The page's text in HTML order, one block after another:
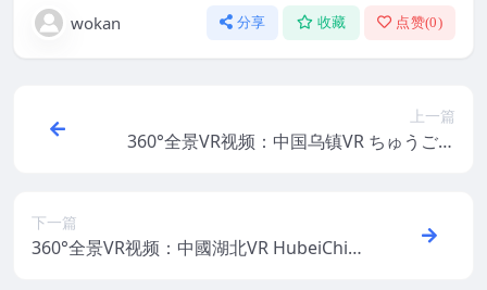
wokan 分享 收藏 点赞(0)
上一篇
360°全景VR视频：中国乌镇VR ちゅうごく
下一篇
360°全景VR视频：中國湖北VR HubeiChina